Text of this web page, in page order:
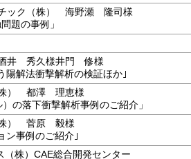
チック（株） 海野瀬 隆司様
題の事例」
酒井 秀久様井門 修様
陽解法衝撃解析の検証ほか｣
株） 都澤 理恵様
の落下衝撃解析事例のご紹介」
株） 菅原 毅様
ン事例のご紹介｣
（株）CAE総合開発センター